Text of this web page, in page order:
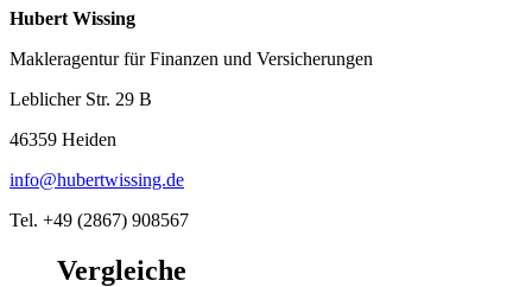
Hubert Wissing
Makleragentur für Finanzen und Versicherungen
Leblicher Str. 29 B
46359 Heiden
info@hubertwissing.de
Tel. +49 (2867) 908567
Vergleiche